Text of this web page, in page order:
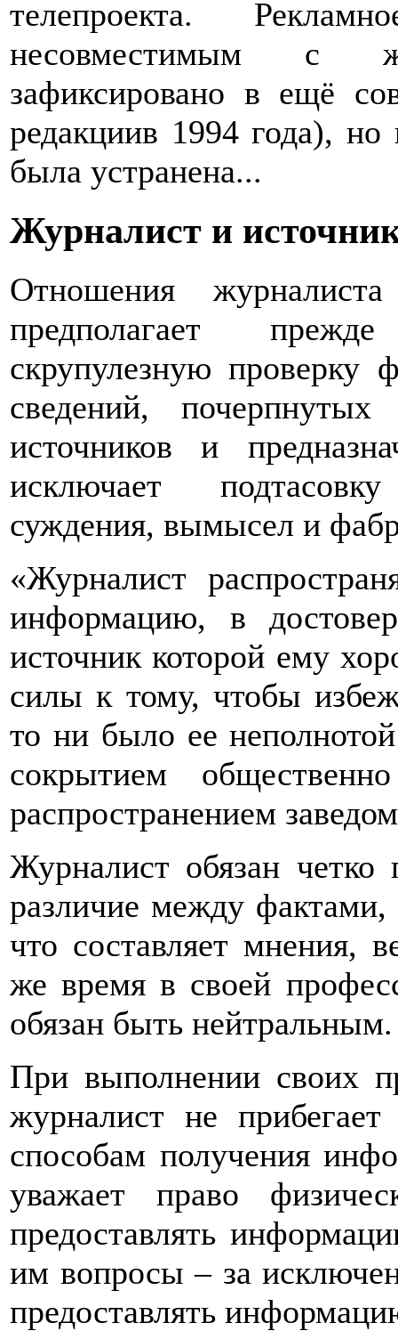
телепроекта.
несовместимым с
зафиксировано в ещё
редакциив 1994 года), но
была устранена...
Журналист и
Отношения
предполагает
скрупулезную проверку
сведений,
источников и
исключает
суждения, вымысел и
«Журналист
информацию, в
источник которой ему
силы к тому, чтобы
то ни было ее
сокрытием
распространением
Журналист обязан
различие между
что составляет мнения,
же время в своей
обязан быть нейтральным.
При выполнении своих
журналист не
способам получения
уважает право
предоставлять
им вопросы – за
предоставлять